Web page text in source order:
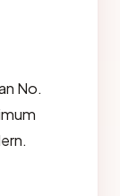
No.